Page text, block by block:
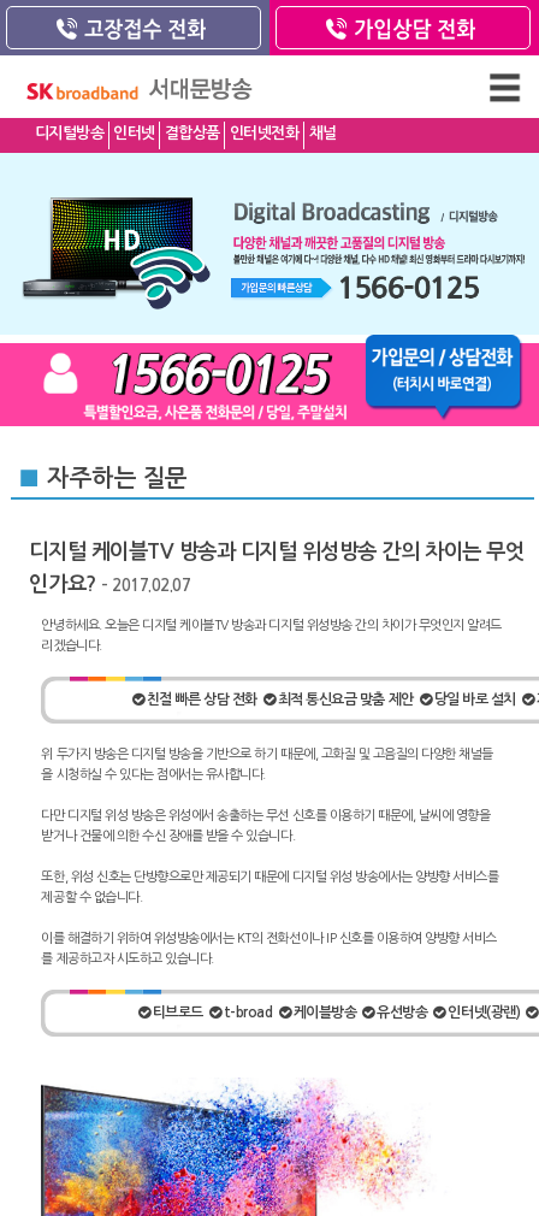
디지털방송 인터넷 결합상품 인터넷전화 채널
■자주하는 질문
디지털 케이블TV 방송과 디지털 위성방송 간의 차이는 무엇
인가요? - 2017.02.07
안녕하세요. 오늘은 디지털 케이블TV 방송과 디지털 위성방송 간의 차이가 무엇인지 알려드
리겠습니다.
친절 빠른 상담 전화 최적 통신요금 맞춤 제안 당일 바로 설치
위 두가지 방송은 디지털 방송을 기반으로 하기 때문에, 고화질 및 고음질의 다양한 채널들
을 시청하실 수 있다는 점에서는 유사합니다.
다만 디지털 위성 방송은 위성에서 송출하는 무선 신호를 이용하기 때문에, 날씨에 영향을
받거나 건물에 의한 수신 장애를 받을 수 있습니다.
또한, 위성 신호는 단방향으로만 제공되기 때문에 디지털 위성 방송에서는 양방향 서비스를
제공할 수 없습니다.
이를 해결하기 위하여 위성방송에서는 KT의 전화선이나 IP 신호를 이용하여 양방향 서비스
를 제공하고자 시도하고 있습니다.
티브로드 t-broad 케이블방송 유선방송 인터넷(광랜)